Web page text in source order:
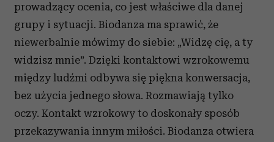
prowadzący ocenia, co jest właściwe dla danej
grupy i sytuacji. Biodanza ma sprawić, że
niewerbalnie mówimy do siebie: „Widzę cię, a ty
widzisz mnie”. Dzięki kontaktowi wzrokowemu
między ludźmi odbywa się piękna konwersacja,
bez użycia jednego słowa. Rozmawiają tylko
oczy. Kontakt wzrokowy to doskonały sposób
przekazywania innym miłości. Biodanza otwiera